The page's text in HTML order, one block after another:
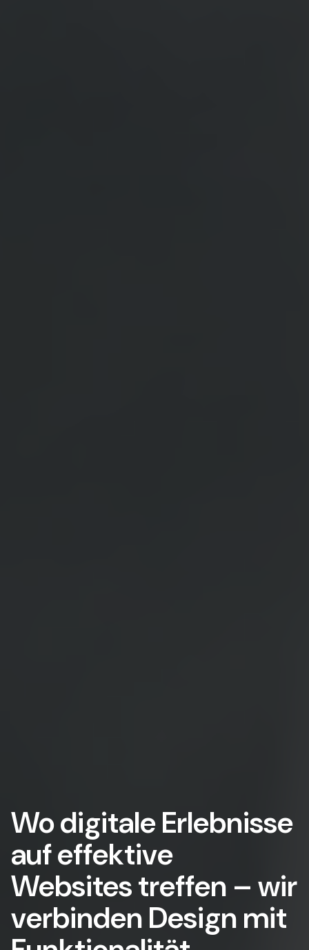
Wo digitale Erlebnisse
auf effektive
Websites treffen – wir
verbinden Design mit